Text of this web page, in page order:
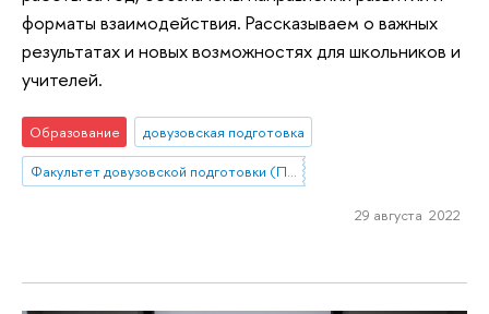
форматы взаимодействия. Рассказываем о важных
результатах и новых возможностях для школьников и
учителей.
Образование
довузовская подготовка
Факультет довузовской подготовки (Пермь)
29 августа 2022